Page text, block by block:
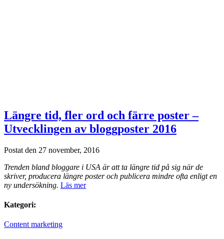
Längre tid, fler ord och färre poster –
Utvecklingen av bloggposter 2016
Postat den 27 november, 2016
Trenden bland bloggare i USA är att ta längre tid på sig när de
skriver, producera längre poster och publicera mindre ofta enligt en
ny undersökning. Läs mer
Kategori:
Content marketing